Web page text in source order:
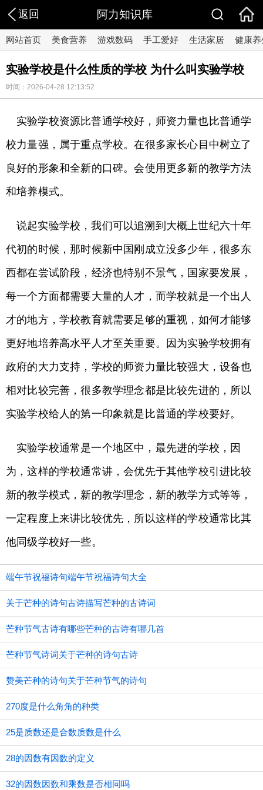
返回 阿力知识库
网站首页 美食营养 游戏数码 手工爱好 生活家居 健康养
实验学校是什么性质的学校 为什么叫实验学校
时间：2026-04-28 12:13:52
实验学校资源比普通学校好，师资力量也比普通学
校力量强，属于重点学校。在很多家长心目中树立了
良好的形象和全新的口碑。会使用更多新的教学方法
和培养模式。
说起实验学校，我们可以追溯到大概上世纪六十年
代初的时候，那时候新中国刚成立没多少年，很多东
西都在尝试阶段，经济也特别不景气，国家要发展，
每一个方面都需要大量的人才，而学校就是一个出人
才的地方，学校教育就需要足够的重视，如何才能够
更好地培养高水平人才至关重要。因为实验学校拥有
政府的大力支持，学校的师资力量比较强大，设备也
相对比较完善，很多教学理念都是比较先进的，所以
实验学校给人的第一印象就是比普通的学校要好。
实验学校通常是一个地区中，最先进的学校，因
为，这样的学校通常讲，会优先于其他学校引进比较
新的教学模式，新的教学理念，新的教学方式等等，
一定程度上来讲比较优先，所以这样的学校通常比其
他同级学校好一些。
端午节祝福诗句端午节祝福诗句大全
关于芒种的诗句古诗描写芒种的古诗词
芒种节气古诗有哪些芒种的古诗有哪几首
芒种节气诗词关于芒种的诗句古诗
赞美芒种的诗句关于芒种节气的诗句
270度是什么角角的种类
25是质数还是合数质数是什么
28的因数有因数的定义
32的因数因数和乘数是否相同吗